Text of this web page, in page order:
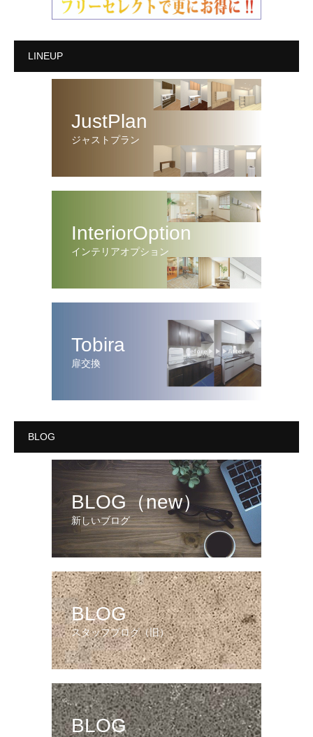
LINEUP
JustPlan
ジャストプラン
InteriorOption
インテリアオプション
Tobira
扉交換
BLOG
BLOG（new）
新しいブログ
BLOG
スタッフブログ（旧）
BLOG